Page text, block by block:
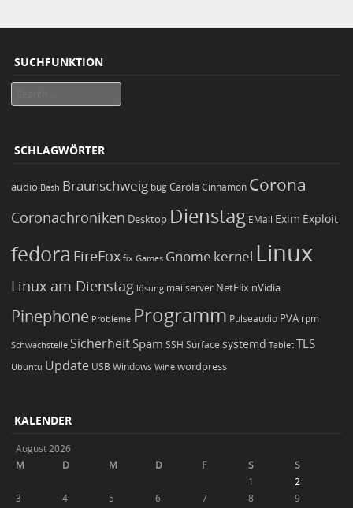
SUCHFUNKTION
SCHLAGWÖRTER
audio Bash Braunschweig bugCarola Cinnamon Corona
Coronachroniken Desktop Dienstag EMail Exim Exploit
fedora FireFox fix Games Gnome kernel Linux
Linux am Dienstag lösung mailserver NetFlix nVidia
Pinephone Probleme Programm Pulseaudio PVA rpm
Schwachstelle Sicherheit Spam SSH Surface systemd Tablet TLS
Ubuntu Update USB Windows Wine wordpress
KALENDER
August 2026
M
D M D F S
S
1
2
3
4 5 6 7 8 9